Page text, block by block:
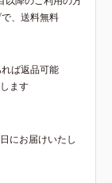
、送料無料
ば返品可能
ます
にお届けいたし